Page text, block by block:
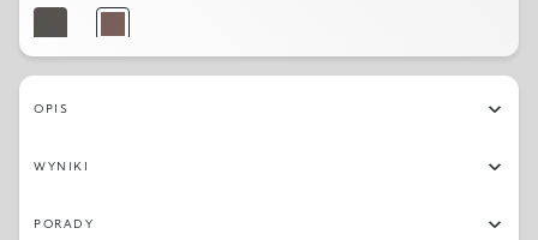
OPIS
WYNIKI
PORADY